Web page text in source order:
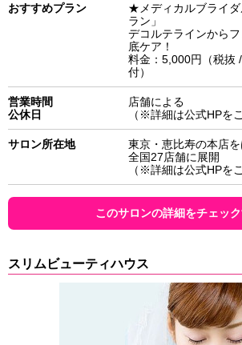
おすすめプラン
★メディカルブライ
ラン」
デコルテラインから
底ケア！
料金：5,000円（税抜
付）
営業時間
公休日
店舗による
（※詳細は公式HPを
サロン所在地
東京・恵比寿の本店
全国27店舗に展開
（※詳細は公式HPを
このサロンの詳細をチェッ
スリムビューティハウス